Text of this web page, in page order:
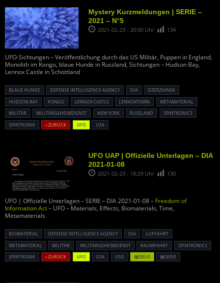
Mystery Kurzmeldungen | SERIE –
2021 – N°5
2021-02-23 - 20:00 Uhr 134
UFO-Sichtungen – Veröffentlichung durch das US Militär, Puppen in England,
Monolith im Kongo, blaue Hunde in Russland, Sichtungen – Hudson Bay,
Lennox Castle in Schottland
BLAUE HUNDE DEFENSE INTELLIGENCE AGENCY DIA
DZERZHINSK
HUDSON BAY
KONGO LENNOX CASTLE LENNOXTOWN
METAMATERIAL
MILITÄR
MILITÄRGEHEIMDIENST NEW YORK RUSSLAND
SPINTRONICS
SPINTRONIK
« ZURÜCK UFO USA
UFO UAP | Offizielle Unterlagen – DIA
2021-01-08
2021-02-23 - 18:29 Uhr 130
UFO | Offizielle Unterlagen – SERIE – DIA 2021-01-08 – Freedom of
Information Act– UFO – Materials, Effects, Biomaterials, Time,
Metamaterials
BIOMATERIAL DEFENSE INTELLIGENCE AGENCY DIA
LUFFAHRT
METAMATERIAL
MILITÄR MILITÄRGEHEIMDIENST RAUMFAHRT
SPINTRONICS
SPINTRONIK
« ZURÜCK UFO USA USO 種DEUS 種SERIE